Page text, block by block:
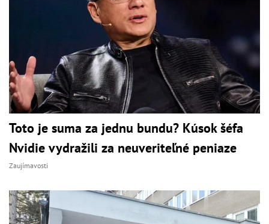
Toto je suma za jednu bundu? Kúsok šéfa
Nvidie vydražili za neuveriteľné peniaze
Zaujímavosti